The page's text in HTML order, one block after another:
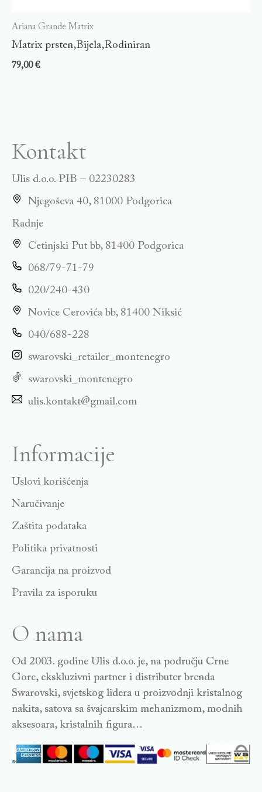
Ariana Grande Matrix
Matrix prsten,Bijela,Rodiniran
79,00€
Kontakt
Ulis d.o.o. PIB – 02230283
Njegoševa 40, 81000 Podgorica
Radnje
Cetinjski Put bb, 81400 Podgorica
068/79-71-79
020/240-430
Novice Cerovića bb, 81400 Niksić
040/688-228
swarovski_retailer_montenegro
swarovski_montenegro
ulis.kontakt@gmail.com
Informacije
Uslovi korišćenja
Naručivanje
Zaštita podataka
Politika privatnosti
Garancija na proizvod
Pravila za isporuku
O nama
Od 2003. godine Ulis d.o.o. je, na području Crne
Gore, ekskluzivni partner i distributer brenda
Swarovski, svjetskog lidera u proizvodnji kristalnog
nakita, satova sa švajcarskim mehanizmom, modnih
aksesoara, kristalnih figura…